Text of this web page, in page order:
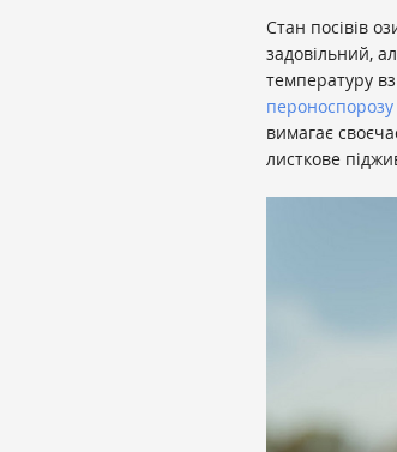
Стан посівів
задовільний,
температуру
пероноспорозу
вимагає
листкове